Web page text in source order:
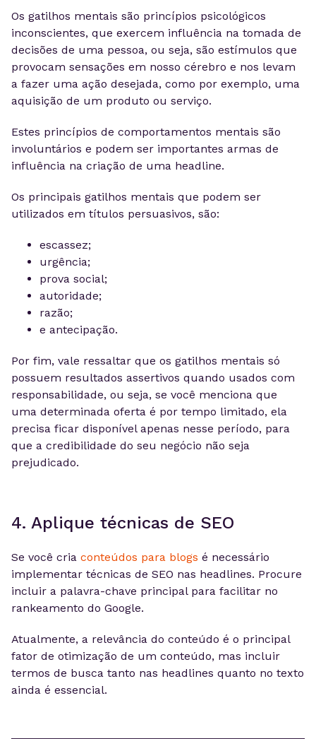
Os gatilhos mentais são princípios psicológicos
inconscientes, que exercem influência na tomada de
decisões de uma pessoa, ou seja, são estímulos que
provocam sensações em nosso cérebro e nos levam
a fazer uma ação desejada, como por exemplo, uma
aquisição de um produto ou serviço.
Estes princípios de comportamentos mentais são
involuntários e podem ser importantes armas de
influência na criação de uma headline.
Os principais gatilhos mentais que podem ser
utilizados em títulos persuasivos, são:
escassez;
urgência;
prova social;
autoridade;
razão;
e antecipação.
Por fim, vale ressaltar que os gatilhos mentais só
possuem resultados assertivos quando usados com
responsabilidade, ou seja, se você menciona que
uma determinada oferta é por tempo limitado, ela
precisa ficar disponível apenas nesse período, para
que a credibilidade do seu negócio não seja
prejudicado.
4. Aplique técnicas de SEO
Se você cria conteúdos para blogs é necessário
implementar técnicas de SEO nas headlines. Procure
incluir a palavra-chave principal para facilitar no
rankeamento do Google.
Atualmente, a relevância do conteúdo é o principal
fator de otimização de um conteúdo, mas incluir
termos de busca tanto nas headlines quanto no texto
ainda é essencial.